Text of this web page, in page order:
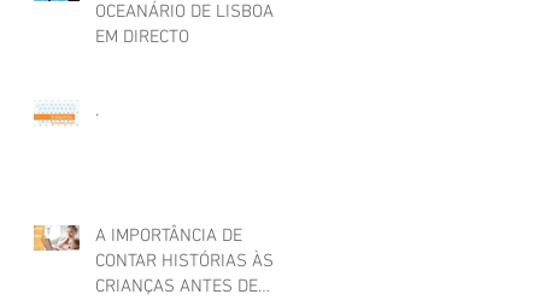
OCEANÁRIO DE LISBOA
EM DIRECTO
.
A IMPORTÂNCIA DE
CONTAR HISTÓRIAS ÀS
CRIANÇAS ANTES DE